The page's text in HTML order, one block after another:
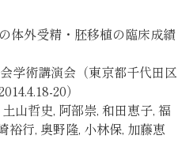
体外受精・胚移植の臨床成績
学術講演会（東京都千代田区
20）
土山哲史, 阿部崇, 和田恵子, 福
裕行, 奥野隆, 小林保, 加藤恵